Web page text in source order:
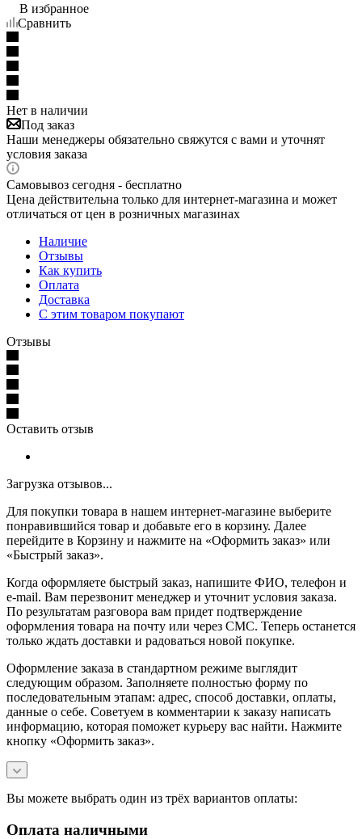
В избранное
Сравнить
Нет в наличии
Под заказ
Наши менеджеры обязательно свяжутся с вами и уточнят
условия заказа
Самовывоз сегодня - бесплатно
Цена действительна только для интернет-магазина и может
отличаться от цен в розничных магазинах
Наличие
Отзывы
Как купить
Оплата
Доставка
С этим товаром покупают
Отзывы
Оставить отзыв
Загрузка отзывов...
Для покупки товара в нашем интернет-магазине выберите
понравившийся товар и добавьте его в корзину. Далее
перейдите в Корзину и нажмите на «Оформить заказ» или
«Быстрый заказ».
Когда оформляете быстрый заказ, напишите ФИО, телефон и
e-mail. Вам перезвонит менеджер и уточнит условия заказа.
По результатам разговора вам придет подтверждение
оформления товара на почту или через СМС. Теперь останется
только ждать доставки и радоваться новой покупке.
Оформление заказа в стандартном режиме выглядит
следующим образом. Заполняете полностью форму по
последовательным этапам: адрес, способ доставки, оплаты,
данные о себе. Советуем в комментарии к заказу написать
информацию, которая поможет курьеру вас найти. Нажмите
кнопку «Оформить заказ».
Вы можете выбрать один из трёх вариантов оплаты:
Оплата наличными